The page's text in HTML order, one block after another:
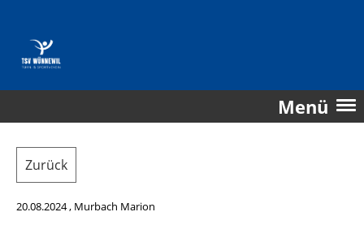
Menü
Zurück
20.08.2024, Murbach Marion